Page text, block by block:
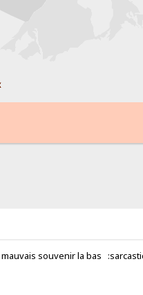
souvenir la bas